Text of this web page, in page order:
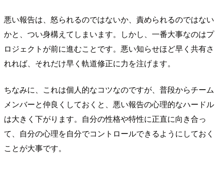
悪い報告は、怒られるのではないか、責められるのではない
かと、つい身構えてしまいます。しかし、一番大事なのはプ
ロジェクトが前に進むことです。悪い知らせほど早く共有さ
れれば、それだけ早く軌道修正に力を注げます。
ちなみに、これは個人的なコツなのですが、普段からチーム
メンバーと仲良くしておくと、悪い報告の心理的なハードル
は大きく下がります。自分の性格や特性に正直に向き合っ
て、自分の心理を自分でコントロールできるようにしておく
ことが大事です。